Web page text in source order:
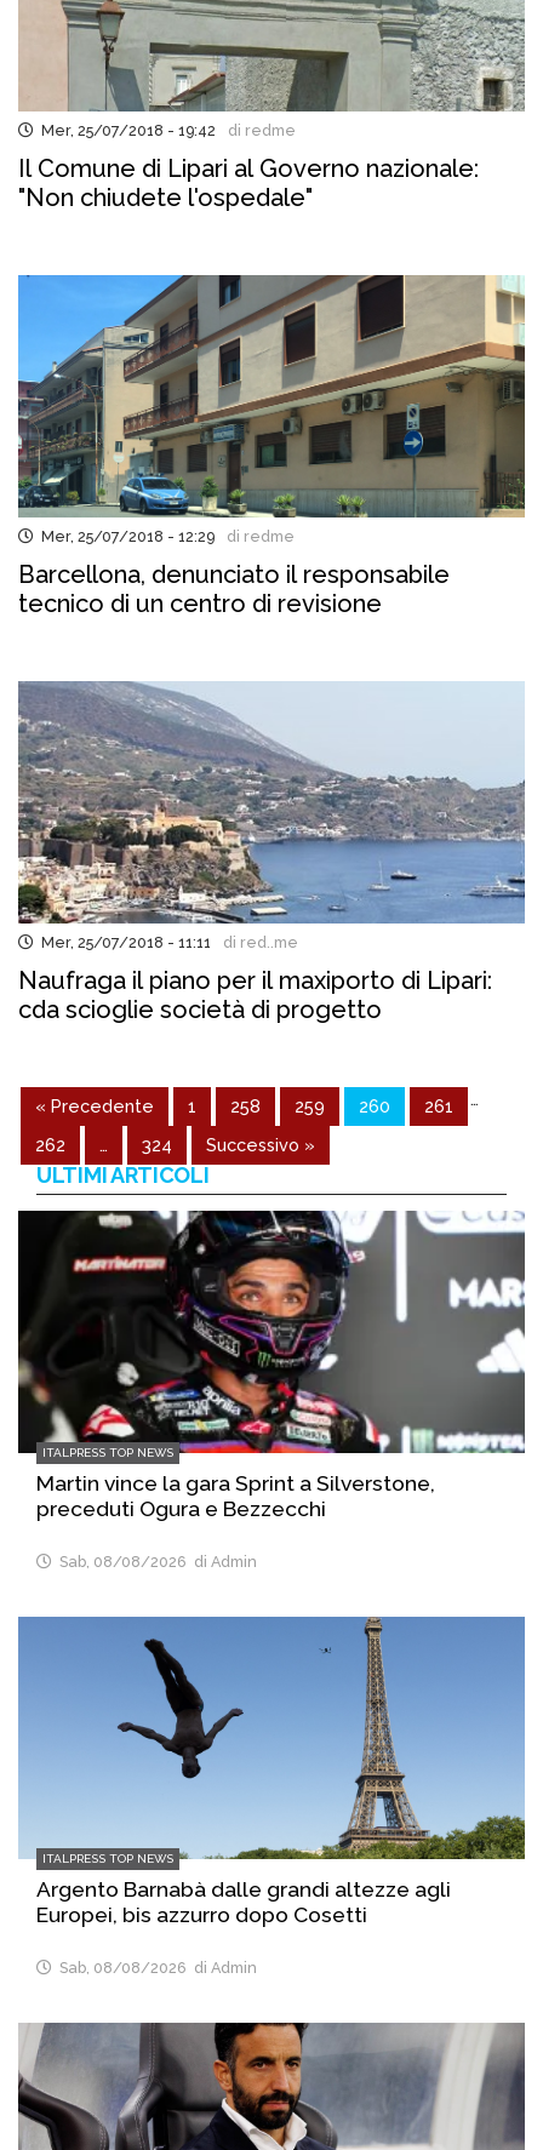
Mer, 25/07/2018 - 19:42 di redme
Il Comune di Lipari al Governo nazionale:
"Non chiudete l'ospedale"
Mer, 25/07/2018 - 12:29 di redme
Barcellona, denunciato il responsabile
tecnico di un centro di revisione
Mer, 25/07/2018 - 11:11 di red..me
Naufraga il piano per il maxiporto di Lipari:
cda scioglie società di progetto
« Precedente 1 …
258 259 260
261
262
… 324 Successivo »
ULTIMI ARTICOLI
ITALPRESS TOP NEWS
Martin vince la gara Sprint a Silverstone,
preceduti Ogura e Bezzecchi
Sab, 08/08/2026 di Admin
ITALPRESS TOP NEWS
Argento Barnabà dalle grandi altezze agli
Europei, bis azzurro dopo Cosetti
Sab, 08/08/2026 di Admin